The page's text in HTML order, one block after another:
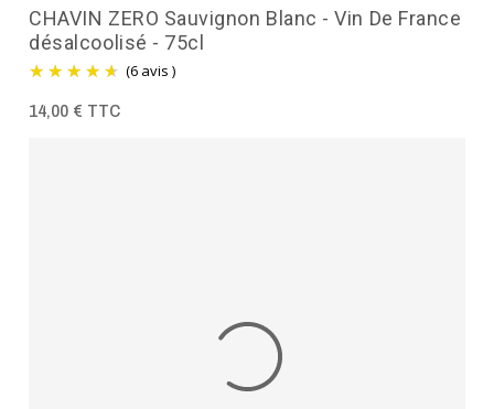
CHAVIN ZERO Sauvignon Blanc - Vin De France
désalcoolisé - 75cl
(6 avis )
14,00 € TTC